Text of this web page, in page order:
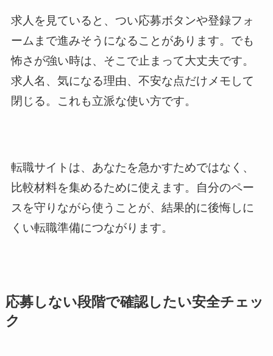
求人を見ていると、つい応募ボタンや登録フォ
ームまで進みそうになることがあります。でも
怖さが強い時は、そこで止まって大丈夫です。
求人名、気になる理由、不安な点だけメモして
閉じる。これも立派な使い方です。
転職サイトは、あなたを急かすためではなく、
比較材料を集めるために使えます。自分のペー
スを守りながら使うことが、結果的に後悔しに
くい転職準備につながります。
応募しない段階で確認したい安全チェッ
ク